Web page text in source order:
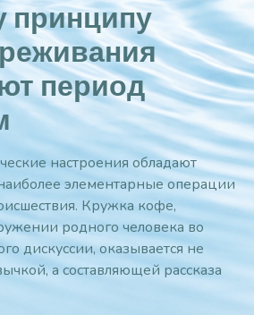
принципу
период
настроения обладают
элементарные операции
Кружка кофе,
родного человека во
дискуссии, оказывается не
а составляющей рассказа